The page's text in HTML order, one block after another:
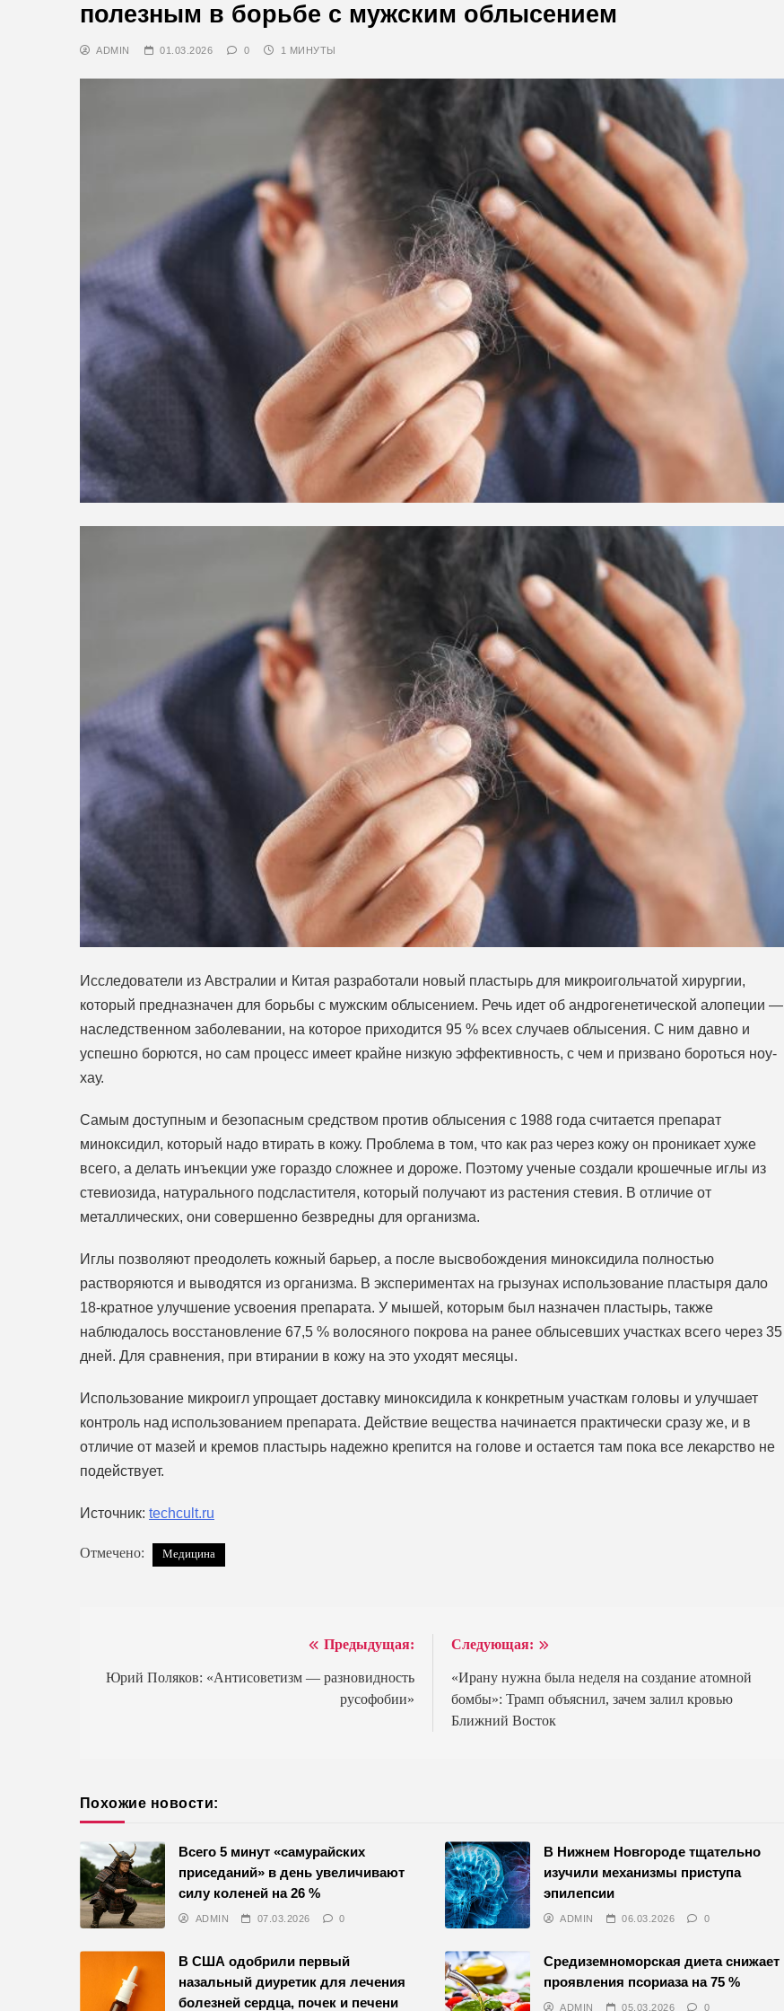
полезным в борьбе с мужским облысением
ADMIN 01.03.2026 0 1 МИНУТЫ
Исследователи из Австралии и Китая разработали новый пластырь для микроигольчатой хирургии,
который предназначен для борьбы с мужским облысением. Речь идет об андрогенетической алопеции —
наследственном заболевании, на которое приходится 95 % всех случаев облысения. С ним давно и
успешно борются, но сам процесс имеет крайне низкую эффективность, с чем и призвано бороться ноу-
хау.
Самым доступным и безопасным средством против облысения с 1988 года считается препарат
миноксидил, который надо втирать в кожу. Проблема в том, что как раз через кожу он проникает хуже
всего, а делать инъекции уже гораздо сложнее и дороже. Поэтому ученые создали крошечные иглы из
стевиозида, натурального подсластителя, который получают из растения стевия. В отличие от
металлических, они совершенно безвредны для организма.
Иглы позволяют преодолеть кожный барьер, а после высвобождения миноксидила полностью
растворяются и выводятся из организма. В экспериментах на грызунах использование пластыря дало
18-кратное улучшение усвоения препарата. У мышей, которым был назначен пластырь, также
наблюдалось восстановление 67,5 % волосяного покрова на ранее облысевших участках всего через 35
дней. Для сравнения, при втирании в кожу на это уходят месяцы.
Использование микроигл упрощает доставку миноксидила к конкретным участкам головы и улучшает
контроль над использованием препарата. Действие вещества начинается практически сразу же, и в
отличие от мазей и кремов пластырь надежно крепится на голове и остается там пока все лекарство не
подействует.
Источник: techcult.ru
Отмечено: Медицина
по
Предыдущая:
Юрий Поляков: «Антисоветизм — разновидность
русофобии»
Следующая:
«Ирану нужна была неделя на создание атомной
бомбы»: Трамп объяснил, зачем залил кровью
Ближний Восток
Похожие новости:
Всего 5 минут «самурайских
приседаний» в день увеличивают
силу коленей на 26 %
ADMIN 07.03.2026 0
В Нижнем Новгороде тщательно
изучили механизмы приступа
эпилепсии
ADMIN 06.03.2026 0
В США одобрили первый
назальный диуретик для лечения
болезней сердца, почек и печени
Средиземноморская диета снижает
проявления псориаза на 75 %
ADMIN 05.03.2026 0